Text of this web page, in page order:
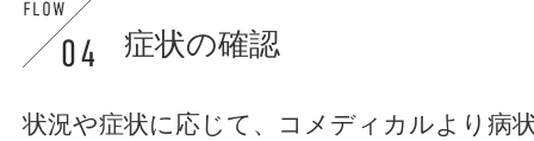
症状の確認
状況や症状に応じて、コメディカルより病